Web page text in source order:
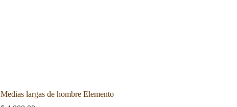
Medias largas de hombre Elemento